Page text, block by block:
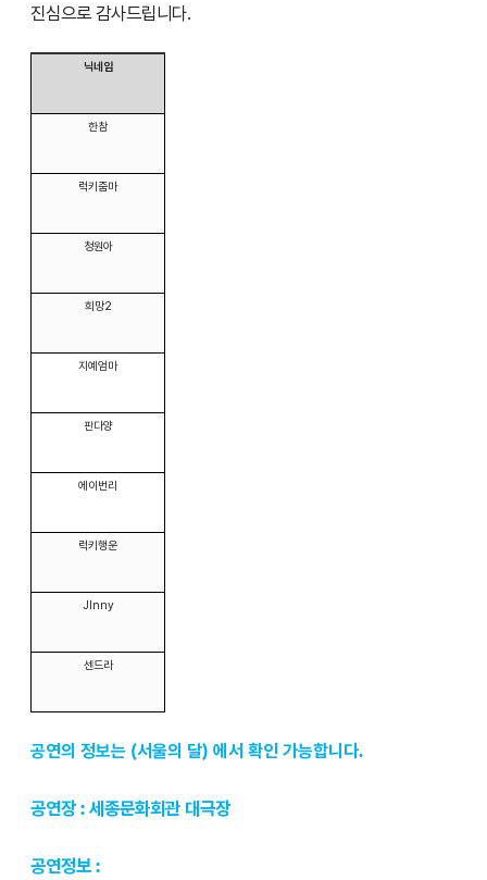
진심으로 감사드립니다.
닉네임
한참
럭키줌마
청원아
희망2
지예엄마
판다양
에이번리
럭키행운
JInny
센드라
공연의 정보는 (서울의 달) 에서 확인 가능합니다.
공연장 : 세종문화회관 대극장
공연정보 :